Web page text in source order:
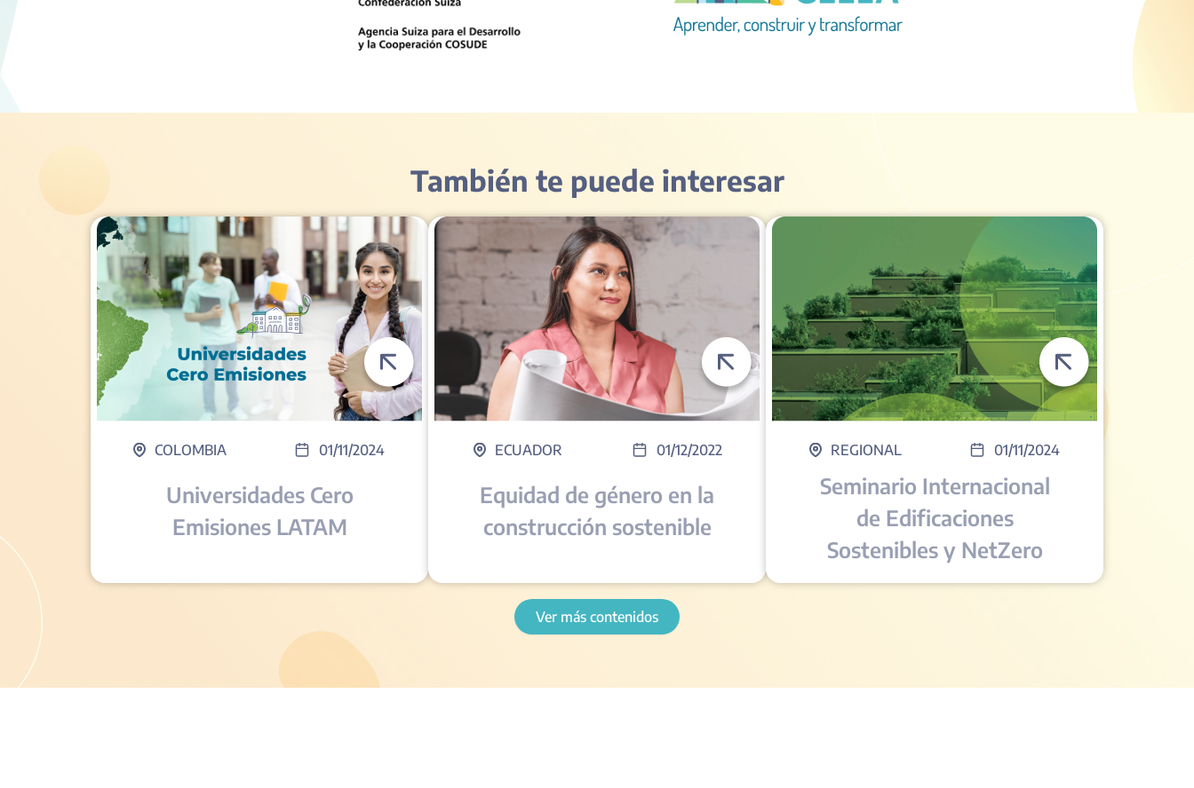
También te puede interesar​
COLOMBIA 01/11/2024
Universidades Cero
Emisiones LATAM
ECUADOR 01/12/2022
Equidad de género en la
construcción sostenible
REGIONAL 01/11/2024
Seminario Internacional
de Edificaciones
Sostenibles y NetZero
Ver más contenidos